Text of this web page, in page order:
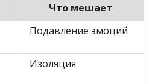
Что мешает
Подавление эмоций
Изоляция